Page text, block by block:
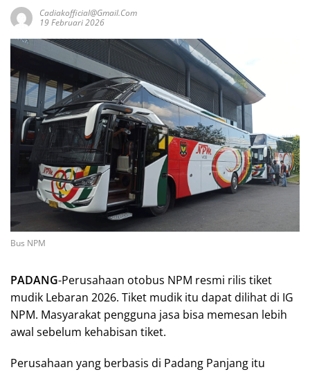
Cadiakofficial@gmail.com
19 Februari 2026
Bus NPM
PADANG-Perusahaan otobus NPM resmi rilis tiket
mudik Lebaran 2026. Tiket mudik itu dapat dilihat di IG
NPM. Masyarakat pengguna jasa bisa memesan lebih
awal sebelum kehabisan tiket.
Perusahaan yang berbasis di Padang Panjang itu